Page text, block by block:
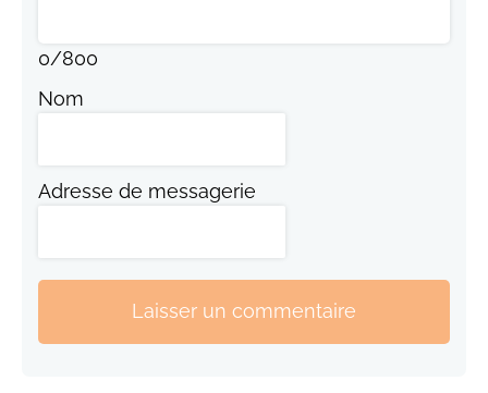
0/800
Nom
Adresse de messagerie
Laisser un commentaire